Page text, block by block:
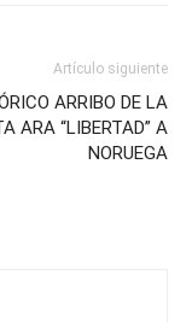
Artículo siguiente
ARRIBO DE LA
ARA “LIBERTAD” A
NORUEGA